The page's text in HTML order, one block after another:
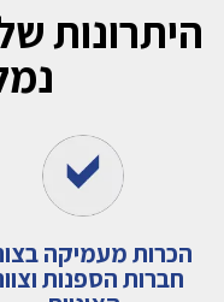
היתרונות
הכרות מעמיקה
חברות הספנות